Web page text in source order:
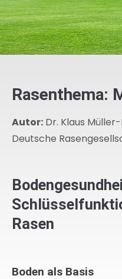
Rasenthema:
Autor: Dr. Klaus
Deutsche
Rasen
Boden als Basis